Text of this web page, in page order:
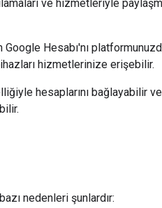
ve hizmetleriyle
Google Hesabı'nı
hizmetlerinize erişebilir.
hesaplarını bağlayabilir
nedenleri şunlardır: